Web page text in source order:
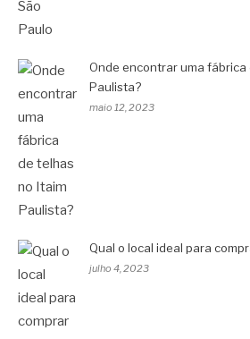
Onde encontrar uma fábrica
Paulista?
maio 12, 2023
Qual o local ideal para
julho 4, 2023